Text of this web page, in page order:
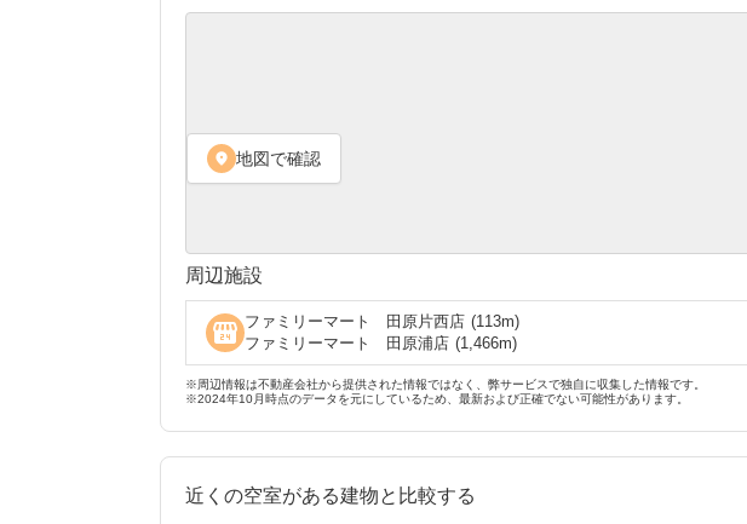
location_on 地図で確認
周辺施設
local_convenience_store ファミリーマート 田原片西店 (113m)
ファミリーマート 田原浦店 (1,466m)
※周辺情報は不動産会社から提供された情報ではなく、弊サービスで独自に収集した情報です。
※2024年10月時点のデータを元にしているため、最新および正確でない可能性があります。
近くの空室がある建物と比較する